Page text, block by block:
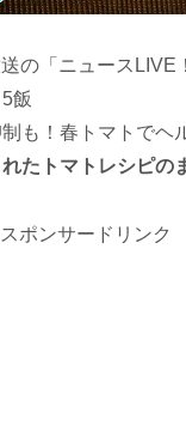
の「ニュースLIVE
飯
も！春トマトでヘ
たトマトレシピの
スポンサードリンク